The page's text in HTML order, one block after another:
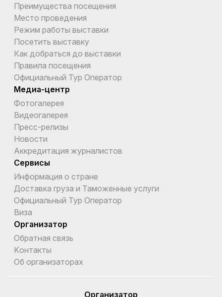
Преимущества посещения
Место проведения
Режим работы выставки
Посетить выставку
Как добраться до выставки
Правила посещения
Официальный Тур Оператор
Медиа-центр
Фотогалерея
Видеогалерея
Пресс-релизы
Новости
Аккредитация журналистов
Сервисы
Информация о стране
Доставка груза и Таможенные услуги
Официальный Тур Оператор
Виза
Организатор
Обратная связь
Kонтакты
Об организаторах
Организатор